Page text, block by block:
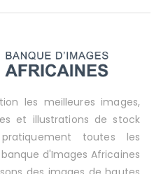
les meilleures images,
et illustrations de stock
toutes les
d'Images Africaines